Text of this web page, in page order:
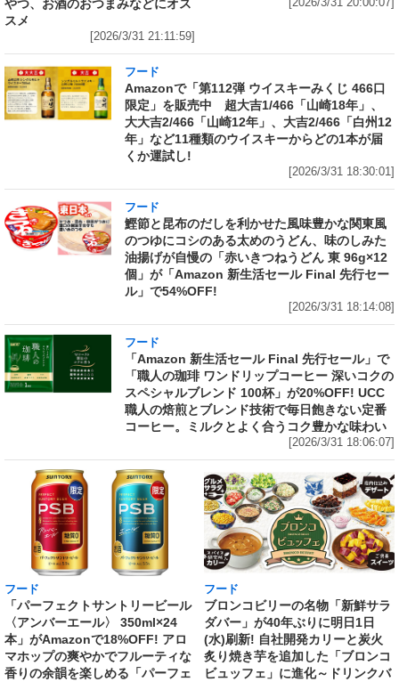
やつ、お酒のおつまみなどにオス
スメ
[2026/3/31 21:11:59]
[2026/3/31 20:00:07]
フード
Amazonで「第112弾 ウイスキーみくじ 466口
限定」を販売中 超大吉1/466「山崎18年」、
大大吉2/466「山崎12年」、大吉2/466「白州12
年」など11種類のウイスキーからどの1本が届
くか運試し!
[2026/3/31 18:30:01]
フード
鰹節と昆布のだしを利かせた風味豊かな関東風
のつゆにコシのある太めのうどん、味のしみた
油揚げが自慢の「赤いきつねうどん 東 96g×12
個」が「Amazon 新生活セール Final 先行セー
ル」で54%OFF!
[2026/3/31 18:14:08]
フード
「Amazon 新生活セール Final 先行セール」で
「職人の珈琲 ワンドリップコーヒー 深いコクの
スペシャルブレンド 100杯」が20%OFF! UCC
職人の焙煎とブレンド技術で毎日飽きない定番
コーヒー。ミルクとよく合うコク豊かな味わい
[2026/3/31 18:06:07]
フード
「パーフェクトサントリービール
〈アンバーエール〉 350ml×24
本」がAmazonで18%OFF! アロ
マホップの爽やかでフルーティな
香りの余韻を楽しめる「パーフェ
フード
ブロンコビリーの名物「新鮮サラ
ダバー」が40年ぶりに明日1日
(水)刷新! 自社開発カリーと炭火
炙り焼き芋を追加した「ブロンコ
ビュッフェ」に進化～ドリンクバ